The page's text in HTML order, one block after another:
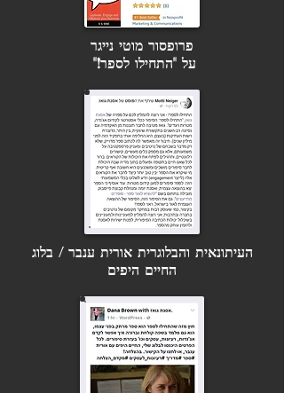
פרופסור מוטי נייגר
על "התחילו לספר!"
העיתונאית והבלוגריתאורית ענבר / בלוג
החיים היפים